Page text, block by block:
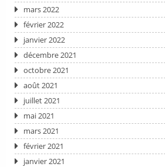
mars 2022
février 2022
janvier 2022
décembre 2021
octobre 2021
août 2021
juillet 2021
mai 2021
mars 2021
février 2021
janvier 2021